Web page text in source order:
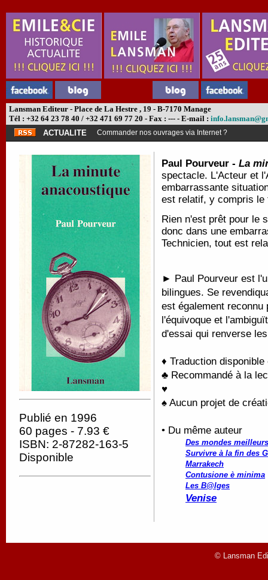
Lansman Editeur - Place de La Hestre , 19 - B-7170 Manage
Tél : +32 64 23 78 40 / +32 471 69 77 20 - Fax : --- - E-mail :
ACTUALITE
Commander nos ouvrages via Internet ?
Publié en 1996
60 pages - 7.93 €
ISBN: 2-87282-163-5
Disponible
Paul Pourveur - La
spectacle. L'Acteur et
embarrassante
est relatif, y compris
Rien n'est prêt pour le
donc dans une
Technicien, tout est
► Paul Pourveur est
bilingues. Se
est également
l'équivoque et
d'essai qui renverse
♦ Traduction
♣ Recommandé à la
♥
♠ Aucun projet de
• Du même auteur
Des mondes
Survivre à la fin des
Marrakech
Contusione è minima
Les B@lges
Venise
© Lansman